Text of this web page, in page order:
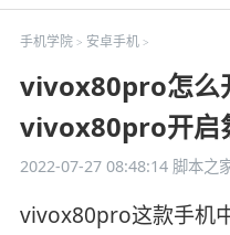
教程
平面
手机学院> 安卓手机>
vivox80pro怎么
vivox80pro开启
2022-07-27 08:48:14脚本之
vivox80pro这款手机